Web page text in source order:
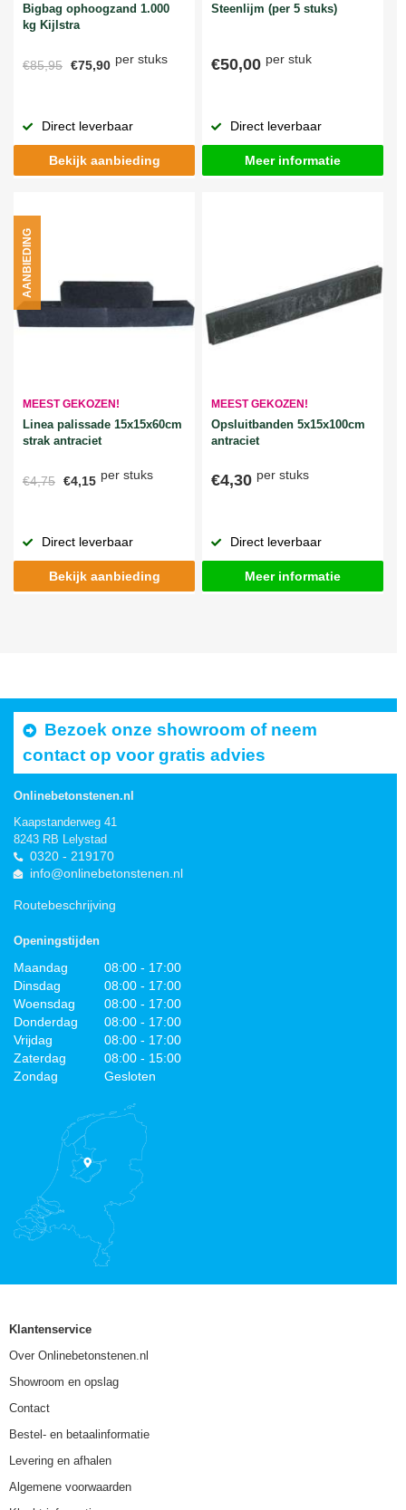
Bigbag ophoogzand 1.000
kg Kijlstra
€85,95 €75,90 per stuks
Direct leverbaar
Bekijk aanbieding
Steenlijm (per 5 stuks)
€50,00 per stuk
Direct leverbaar
Meer informatie
MEEST GEKOZEN!
Linea palissade 15x15x60cm
strak antraciet
€4,75 €4,15 per stuks
AANBIEDING
Direct leverbaar
Bekijk aanbieding
MEEST GEKOZEN!
Opsluitbanden 5x15x100cm
antraciet
€4,30 per stuks
Direct leverbaar
Meer informatie
Bezoek onze showroom of neem
contact op voor gratis advies
Onlinebetonstenen.nl
Kaapstanderweg 41
8243 RB Lelystad
0320 - 219170
info@onlinebetonstenen.nl
Routebeschrijving
Openingstijden
Maandag
08:00 - 17:00
Dinsdag
08:00 - 17:00
Woensdag
08:00 - 17:00
Donderdag
08:00 - 17:00
Vrijdag
08:00 - 17:00
Zaterdag
08:00 - 15:00
Zondag
Gesloten
Klantenservice
Over Onlinebetonstenen.nl
Showroom en opslag
Contact
Bestel- en betaalinformatie
Levering en afhalen
Algemene voorwaarden